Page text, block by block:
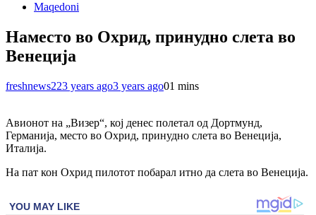
Maqedoni
Наместо во Охрид, принудно слета во
Венеција
freshnews223 years ago3 years ago01 mins
Авионот на „Визер“, кој денес полетал од Дортмунд,
Германија, место во Охрид, принудно слета во Венеција,
Италија.
На пат кон Охрид пилотот побарал итно да слета во Венеција.